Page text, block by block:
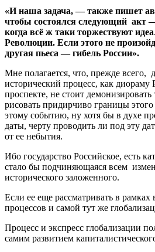
«И наша задача, — также пишет
чтобы состоялся следующий акт
когда всё ж таки торжествуют
Революции. Если этого не
другая пьеса — гибель России».
Мне полагается, что, прежде всего,
исторический процесс, как диораму
проспекте, не стоит
рисовать придирчиво границы этого
этому событию, ну хотя бы в духе
даты, черту проводить ли под эту
от ее небытия.
Ибо государство Российское, есть
стало бы подчиняющаяся всем
исторического заложенного.
Если ее еще рассматривать в рамках
процессов и самой тут же
Процесс и экспресс глобализации
самим развитием